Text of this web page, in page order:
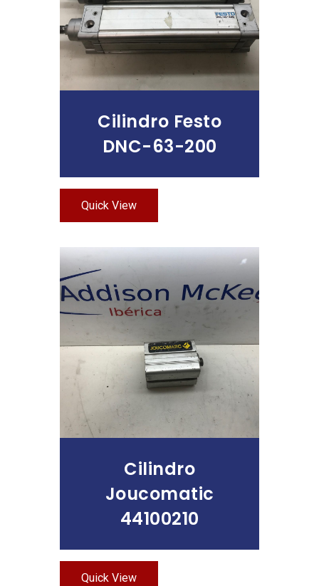
Cilindro Festo
DNC-63-200
Quick View
Leer Más
Cilindro
Joucomatic
44100210
Quick View